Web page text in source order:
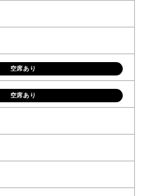
空席あり
空席あり